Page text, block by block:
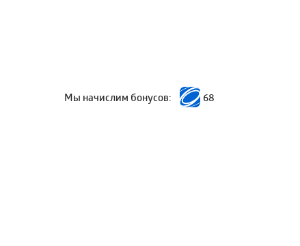
Мы начислим бонусов: 68